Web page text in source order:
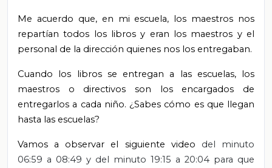
Me acuerdo que, en mi escuela, los maestros nos
repartían todos los libros y eran los maestros y el
personal de la dirección quienes nos los entregaban.
Cuando los libros se entregan a las escuelas, los
maestros o directivos son los encargados de
entregarlos a cada niño. ¿Sabes cómo es que llegan
hasta las escuelas?
Vamos a observar el siguiente video del minuto
06:59 a 08:49 y del minuto 19:15 a 20:04 para que